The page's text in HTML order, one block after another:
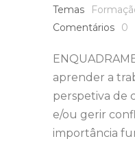
Temas
Comentários
0
aprender a
perspetiva de
e/ou gerir
importância